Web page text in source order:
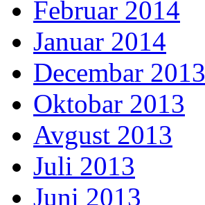
Februar 2014
Januar 2014
Decembar 2013
Oktobar 2013
Avgust 2013
Juli 2013
Juni 2013